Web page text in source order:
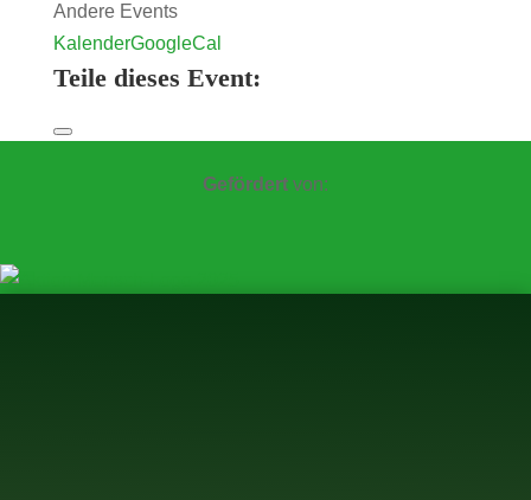
Andere Events
KalenderGoogleCal
Teile dieses Event:
Gefördert von: